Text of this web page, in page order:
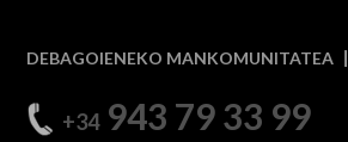
DEBAGOIENEKO MANKOMUNITATEA
+34943 79 33 99